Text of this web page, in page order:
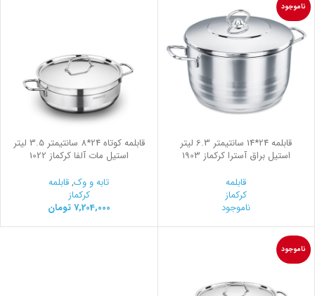
ناموجود
قابلمه 24*14 سانتیمتر 6.3 لیتر
استیل براق آسترا کرکماز 1903
قابلمه
کرکماز
ناموجود
قابلمه کوتاه 24*8 سانتیمتر 3.5 لیتر
استیل مات آلفا کرکماز 1022
تابه و وک,قابلمه
کرکماز
7,204,000 تومان
ناموجود